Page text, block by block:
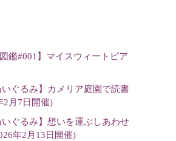
鑑#001】マイスウィートピア
いぐるみ】カメリア庭園で読書
2月7日開催)
いぐるみ】想いを運ぶしあわせ
年2月13日開催)